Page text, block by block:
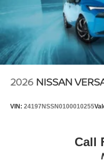
2026 NISSAN
VIN: 24197NSSN0100010255
Call